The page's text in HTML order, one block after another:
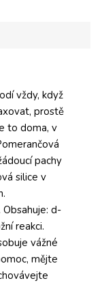
vždy, když
prostě
to doma, v
pachy
silice v
d-
reakci.
vážné
mějte